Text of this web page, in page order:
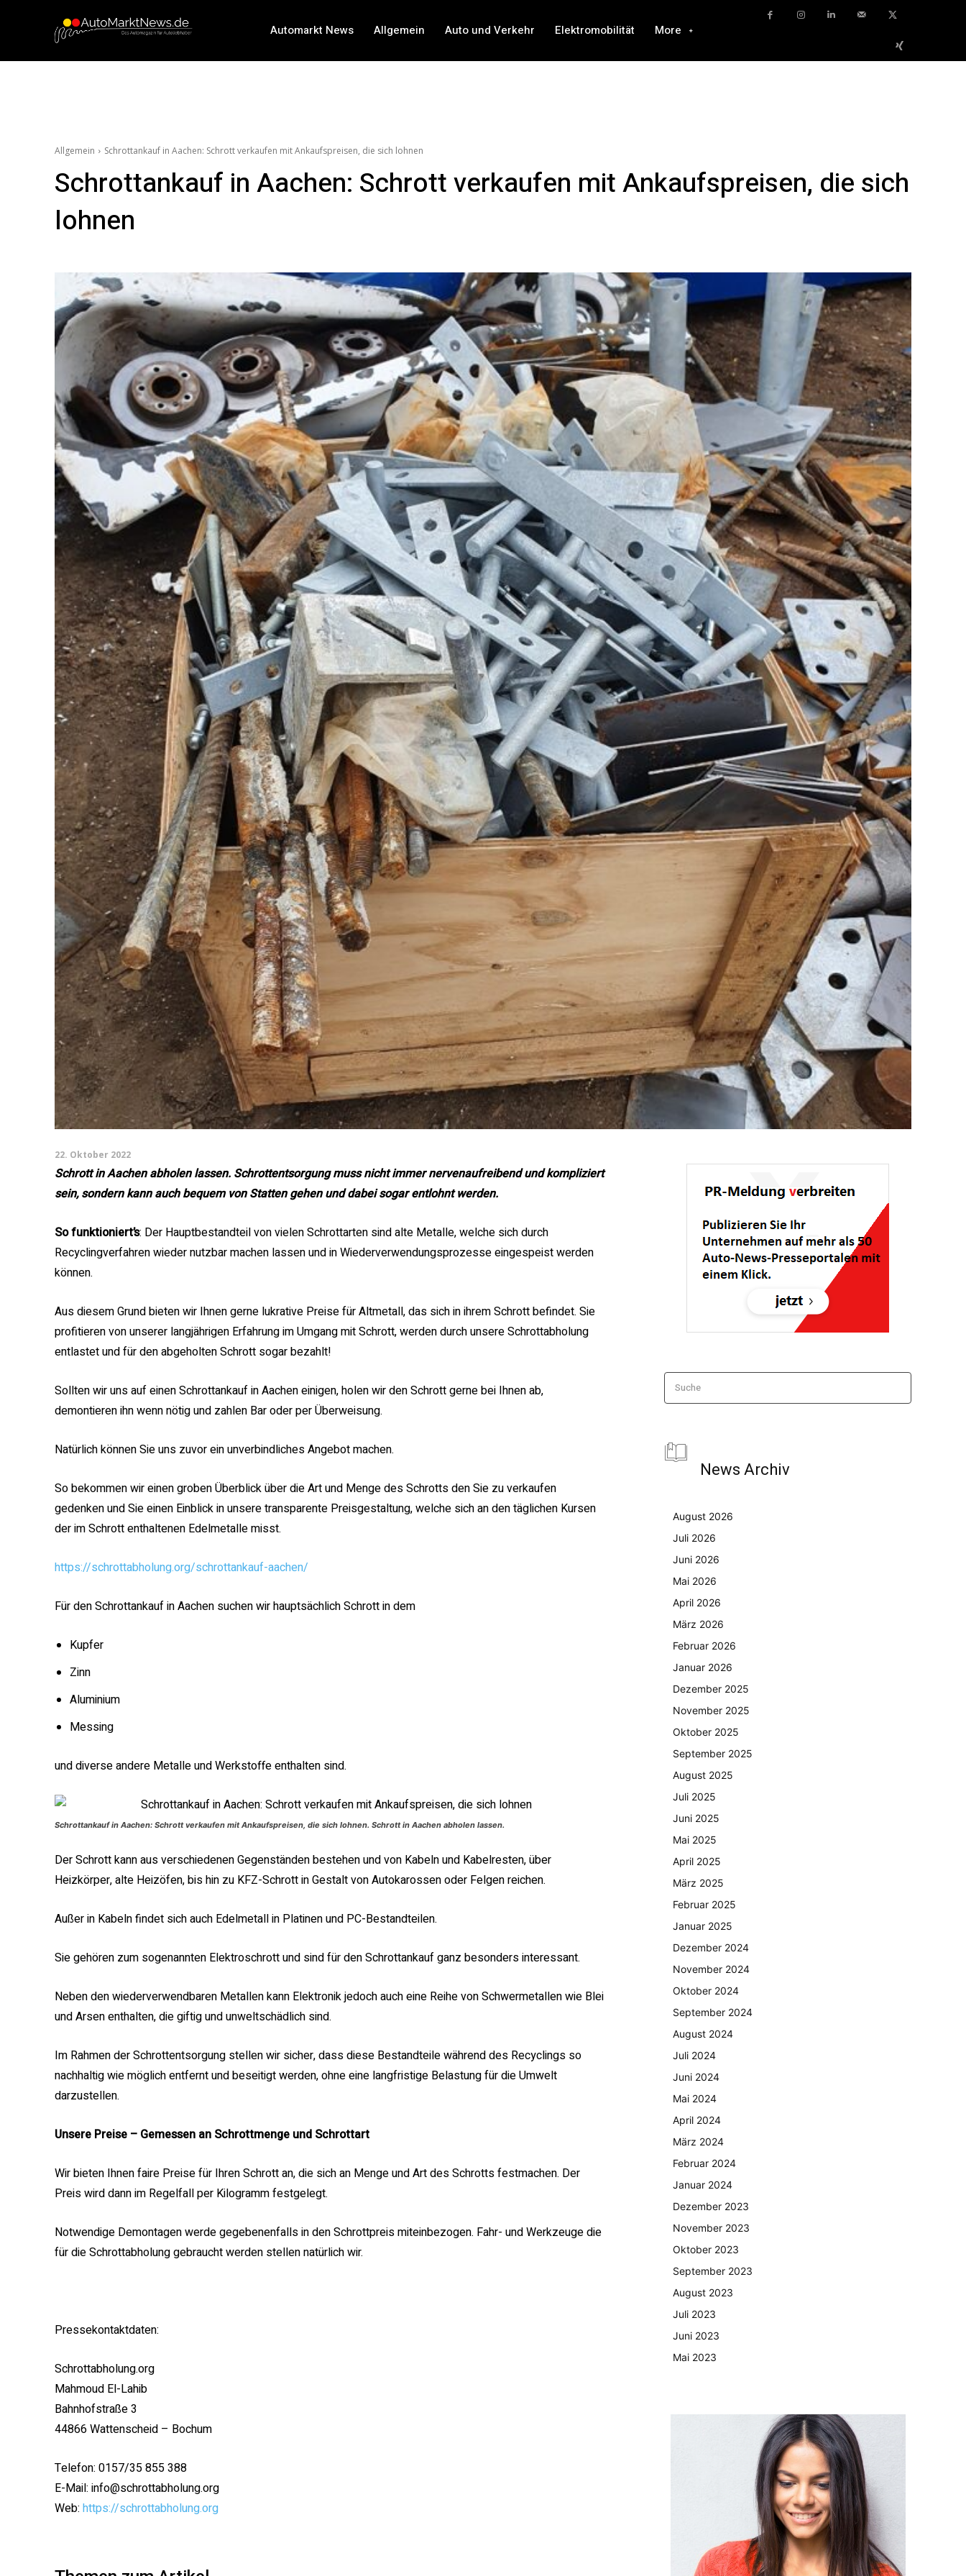
Automarkt News Allgemein Auto und Verkehr Elektromobilität More
Allgemein Schrottankauf in Aachen: Schrott verkaufen mit Ankaufspreisen, die sich lohnen
Schrottankauf in Aachen: Schrott verkaufen mit Ankaufspreisen, die sich
lohnen
22. Oktober 2022
Schrott in Aachen abholen lassen. Schrottentsorgung muss nicht immer nervenaufreibend und kompliziert
sein, sondern kann auch bequem von Statten gehen und dabei sogar entlohnt werden.
So funktioniert’s: Der Hauptbestandteil von vielen Schrottarten sind alte Metalle, welche sich durch
Recyclingverfahren wieder nutzbar machen lassen und in Wiederverwendungsprozesse eingespeist werden
können.
Aus diesem Grund bieten wir Ihnen gerne lukrative Preise für Altmetall, das sich in ihrem Schrott befindet. Sie
profitieren von unserer langjährigen Erfahrung im Umgang mit Schrott, werden durch unsere Schrottabholung
entlastet und für den abgeholten Schrott sogar bezahlt!
Sollten wir uns auf einen Schrottankauf in Aachen einigen, holen wir den Schrott gerne bei Ihnen ab,
demontieren ihn wenn nötig und zahlen Bar oder per Überweisung.
Natürlich können Sie uns zuvor ein unverbindliches Angebot machen.
So bekommen wir einen groben Überblick über die Art und Menge des Schrotts den Sie zu verkaufen
gedenken und Sie einen Einblick in unsere transparente Preisgestaltung, welche sich an den täglichen Kursen
der im Schrott enthaltenen Edelmetalle misst.
https://schrottabholung.org/schrottankauf-aachen/
Für den Schrottankauf in Aachen suchen wir hauptsächlich Schrott in dem
Kupfer
Zinn
Aluminium
Messing
und diverse andere Metalle und Werkstoffe enthalten sind.
Schrottankauf in Aachen: Schrott verkaufen mit Ankaufspreisen, die sich lohnen. Schrott in Aachen abholen lassen.
Der Schrott kann aus verschiedenen Gegenständen bestehen und von Kabeln und Kabelresten, über
Heizkörper, alte Heizöfen, bis hin zu KFZ-Schrott in Gestalt von Autokarossen oder Felgen reichen.
Außer in Kabeln findet sich auch Edelmetall in Platinen und PC-Bestandteilen.
Sie gehören zum sogenannten Elektroschrott und sind für den Schrottankauf ganz besonders interessant.
Neben den wiederverwendbaren Metallen kann Elektronik jedoch auch eine Reihe von Schwermetallen wie Blei
und Arsen enthalten, die giftig und unweltschädlich sind.
Im Rahmen der Schrottentsorgung stellen wir sicher, dass diese Bestandteile während des Recyclings so
nachhaltig wie möglich entfernt und beseitigt werden, ohne eine langfristige Belastung für die Umwelt
darzustellen.
Unsere Preise – Gemessen an Schrottmenge und Schrottart
Wir bieten Ihnen faire Preise für Ihren Schrott an, die sich an Menge und Art des Schrotts festmachen. Der
Preis wird dann im Regelfall per Kilogramm festgelegt.
Notwendige Demontagen werde gegebenenfalls in den Schrottpreis miteinbezogen. Fahr- und Werkzeuge die
für die Schrottabholung gebraucht werden stellen natürlich wir.
Pressekontaktdaten:
Schrottabholung.org
Mahmoud El-Lahib
Bahnhofstraße 3
44866 Wattenscheid – Bochum
Telefon: 0157/35 855 388
E-Mail: info@schrottabholung.org
Web: https://schrottabholung.org
Suche
News Archiv
August 2026
Juli 2026
Juni 2026
Mai 2026
April 2026
März 2026
Februar 2026
Januar 2026
Dezember 2025
November 2025
Oktober 2025
September 2025
August 2025
Juli 2025
Juni 2025
Mai 2025
April 2025
März 2025
Februar 2025
Januar 2025
Dezember 2024
November 2024
Oktober 2024
September 2024
August 2024
Juli 2024
Juni 2024
Mai 2024
April 2024
März 2024
Februar 2024
Januar 2024
Dezember 2023
November 2023
Oktober 2023
September 2023
August 2023
Juli 2023
Juni 2023
Mai 2023